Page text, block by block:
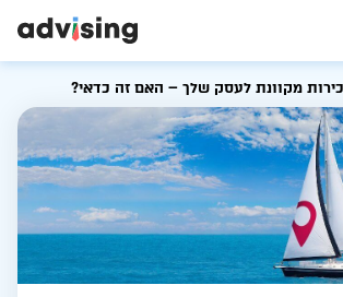
מקוונת לעסק שלך – האם זה כדאי?